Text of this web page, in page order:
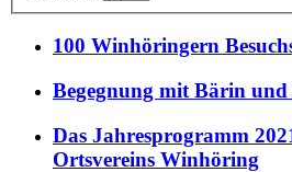
100 Winhöringern
Begegnung mit Bärin und
Das Jahresprogramm
Ortsvereins Winhöring